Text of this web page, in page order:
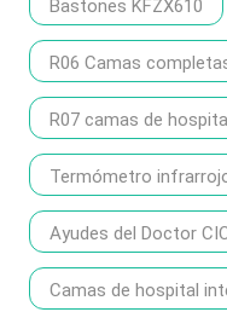
Bastones KFZX610
R06 Camas
R07 camas de
Termómetro
Ayudes del Doctor
Camas de hospital